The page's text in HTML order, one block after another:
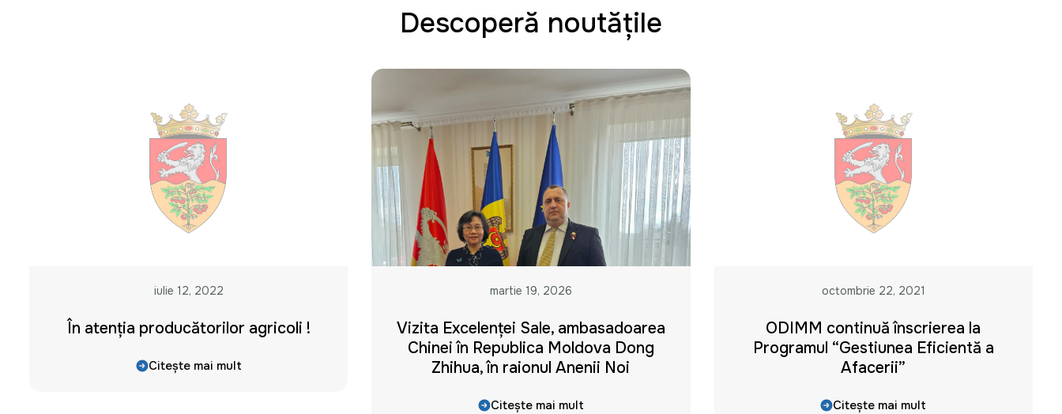
Descoperă noutățile
iulie 12, 2022
În atenția producătorilor agricoli !
Citește mai mult
martie 19, 2026
Vizita Excelenței Sale, ambasadoarea
Chinei în Republica Moldova Dong
Zhihua, în raionul Anenii Noi
Citește mai mult
octombrie 22, 2021
ODIMM continuă înscrierea la
Programul “Gestiunea Eficientă a
Afacerii”
Citește mai mult